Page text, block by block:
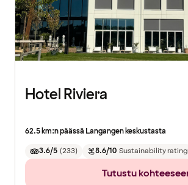
Hotel Riviera
62.5 km:n päässä Langangen keskustasta
3.6/5 (233) 8.6/10 Sustainability rating
Tutustu